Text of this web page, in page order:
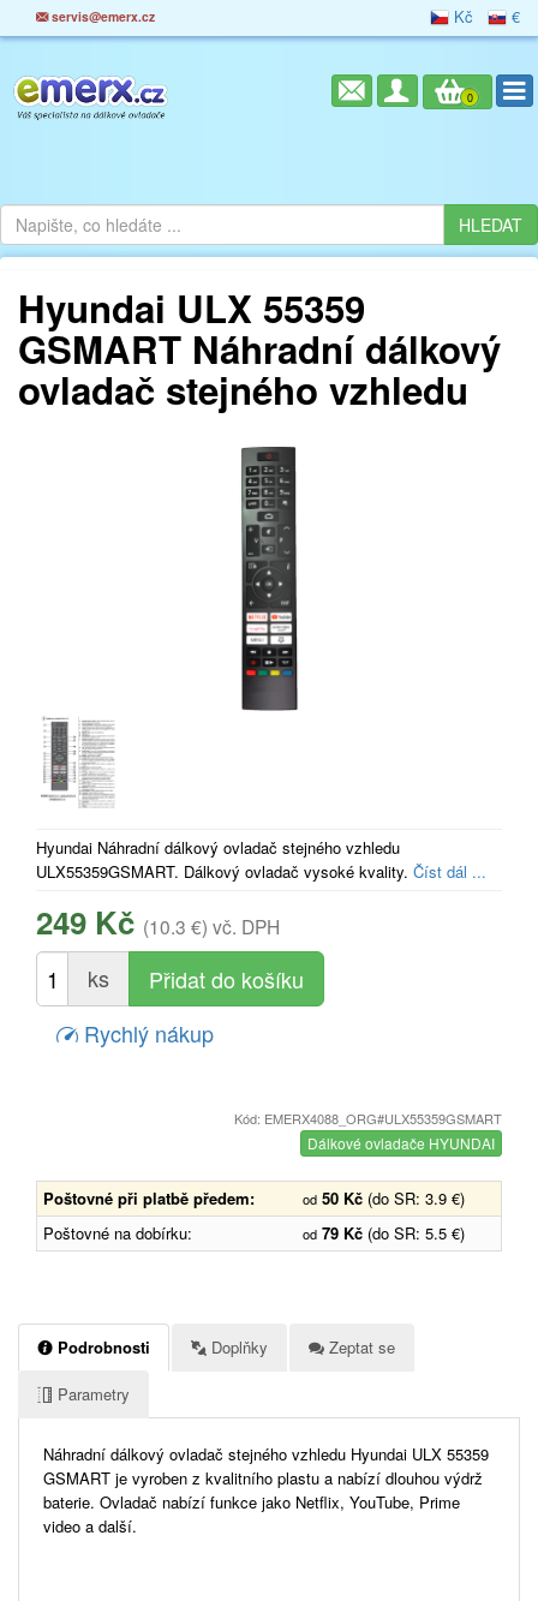
servis@emerx.cz Kč €
0
Hyundai ULX 55359
GSMART Náhradní dálkový
ovladač stejného vzhledu
Hyundai Náhradní dálkový ovladač stejného vzhledu
ULX55359GSMART. Dálkový ovladač vysoké kvality. Číst dál ...
249 Kč (10.3 €) vč. DPH
ks
Rychlý nákup
Kód: EMERX4088_ORG#ULX55359GSMART
Dálkové ovladače HYUNDAI
Poštovné při platbě předem: od 50 Kč (do SR: 3.9 €)
Poštovné na dobírku:
od 79 Kč (do SR: 5.5 €)
Podrobnosti Doplňky Zeptat se
Parametry
Náhradní dálkový ovladač stejného vzhledu Hyundai ULX 55359
GSMART je vyroben z kvalitního plastu a nabízí dlouhou výdrž
baterie. Ovladač nabízí funkce jako Netflix, YouTube, Prime
video a další.